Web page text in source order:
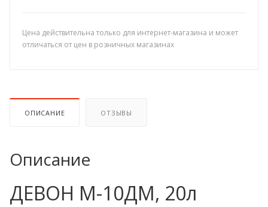
Цена действительна только для интернет-магазина и может
отличаться от цен в розничных магазинах
ОПИСАНИЕ ОТЗЫВЫ
Описание
ДЕВОН М-10ДМ, 20л